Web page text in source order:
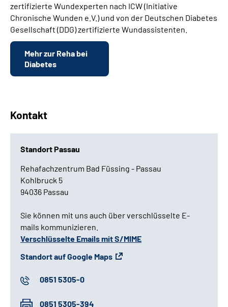
zertifizierte Wundexperten nach ICW (Initiative
Chronische Wunden e.V.) und von der Deutschen Diabetes
Gesellschaft (DDG) zertifizierte Wundassistenten.
Mehr zur Reha bei
Diabetes
Kontakt
Standort Passau
Rehafachzentrum Bad Füssing - Passau
Kohlbruck 5
94036 Passau
Sie können mit uns auch über verschlüsselte E-
mails kommunizieren.
Verschlüsselte Emails mit S/MIME
Standort auf Google Maps
0851 5305-0
0851 5305-394